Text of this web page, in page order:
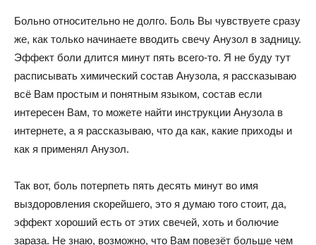
Больно относительно не долго. Боль Вы чувствуете сразу
же, как только начинаете вводить свечу Анузол в задницу.
Эффект боли длится минут пять всего-то. Я не буду тут
расписывать химический состав Анузола, я рассказываю
всё Вам простым и понятным языком, состав если
интересен Вам, то можете найти инструкции Анузола в
интернете, а я рассказываю, что да как, какие приходы и
как я применял Анузол.
Так вот, боль потерпеть пять десять минут во имя
выздоровления скорейшего, это я думаю того стоит, да,
эффект хороший есть от этих свечей, хоть и болючие
зараза. Не знаю, возможно, что Вам повезёт больше чем